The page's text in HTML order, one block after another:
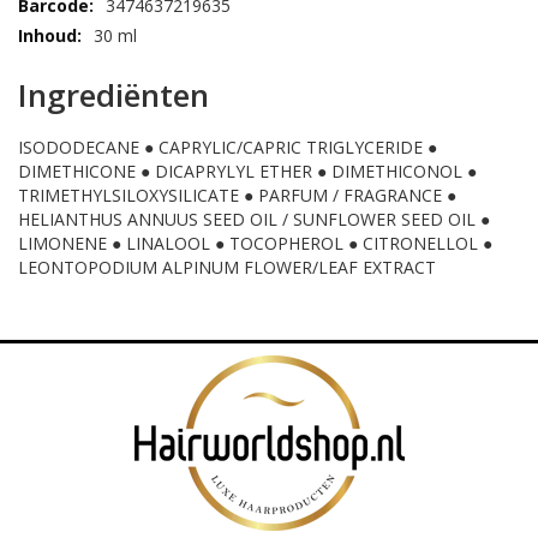
intensief voedende en verzachtende eigenschappen van de
haarolie. De haarvezel is
heeft een stralende glans.
Ingrediënten Kérastase Huile Cicaextreme:
Cyclopentasiloxane - Dimethiconol - Parfum / Fragrance -
Limonene - Helianthus Annuus Seed Oil / Sunflower Seed Oil -
Linalool - Citronellol - Tocopherol - Leontopodium Alpinum
Flower / Leaf Extract
3474637219635
30 ml
Ingrediënten
ISODODECANE ● CAPRYLIC/CAPRIC TRIGLYCERIDE ●
DIMETHICONE ● DICAPRYLYL ETHER ● DIMETHICONOL ●
TRIMETHYLSILOXYSILICATE ● PARFUM / FRAGRANCE ●
HELIANTHUS ANNUUS SEED OIL / SUNFLOWER SEED OIL ●
LIMONENE ● LINALOOL ● TOCOPHEROL ● CITRONELLOL ●
LEONTOPODIUM ALPINUM FLOWER/LEAF EXTRACT